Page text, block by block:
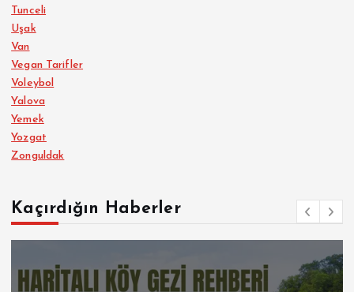
Tunceli
Uşak
Van
Vegan Tarifler
Voleybol
Yalova
Yemek
Yozgat
Zonguldak
Kaçırdığın Haberler